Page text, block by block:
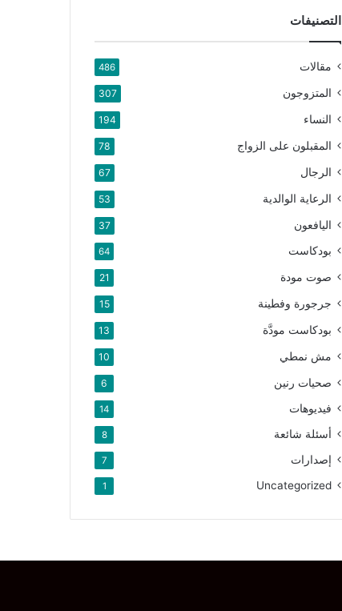
التصنيفات
مقالات 486
المتزوجون 307
النساء 194
المقبلون على الزواج 78
الرجال 67
الرعاية الوالدية 53
اليافعون 37
بودكاست 64
صوت مودة 21
جرجورة وفطينة 15
بودكاست مودَّة 13
مش نمطي 10
صحيات رنين 6
فيديوهات 14
أسئلة شائعة 8
إصدارات 7
Uncategorized
1